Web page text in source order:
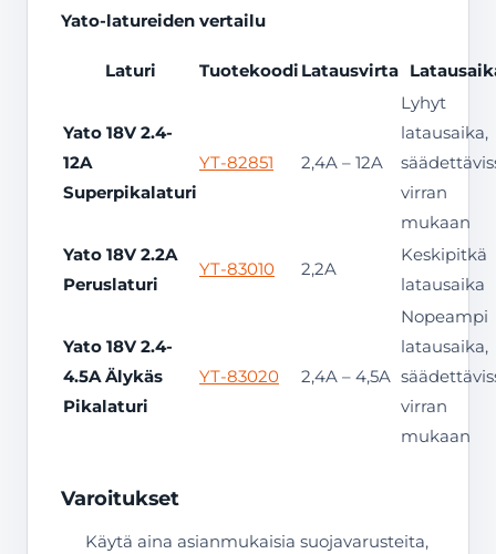
Yato-latureiden vertailu
Laturi Tuotekoodi Latausvirta
Yato 18V 2.4-
12A
Superpikalaturi
YT-82851 2,4A – 12A
Lyhyt
latausaika,
virran
mukaan
Yato 18V 2.2A
Peruslaturi
YT-83010 2,2A
Keskipitkä
latausaika
Yato 18V 2.4-
4.5A Älykäs
Pikalaturi
YT-83020 2,4A – 4,5A
Nopeampi
latausaika,
virran
mukaan
Varoitukset
Käytä aina asianmukaisia suojavarusteita,